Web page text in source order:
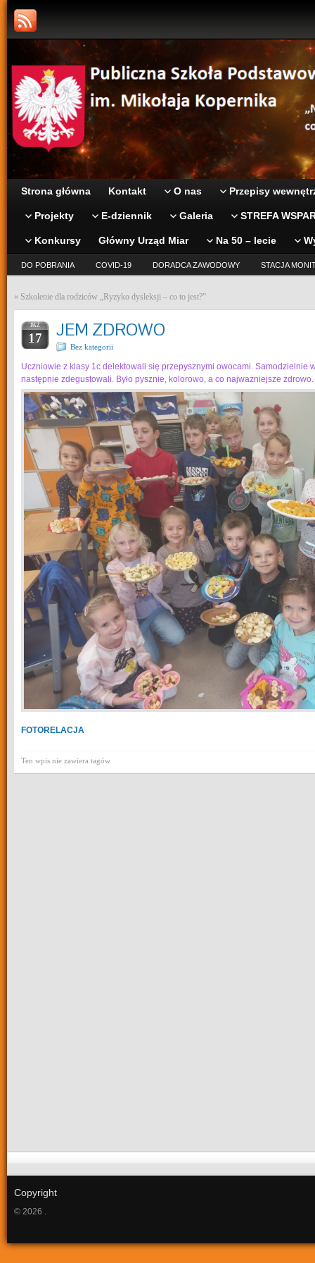
Strona główna Kontakt O nas Przepisy
Projekty E-dziennik Galeria STREFA
Konkursy Główny Urząd Miar Na 50 – lecie
DO POBRANIA COVID-19 DORADCA ZAWODOWY STACJA
« Szkolenie dla rodziców „Ryzyko dysleksji – co to jest?”
PAŹ
17 JEM ZDROWO
Bez kategorii
Uczniowie z klasy 1c delektowali się przepysznymi owocami. Samodzielnie
następnie zdegustowali. Było pysznie, kolorowo, a co najważniejsze zdrowo.
FOTORELACJA
Ten wpis nie zawiera tagów
Copyright
© 2026 .